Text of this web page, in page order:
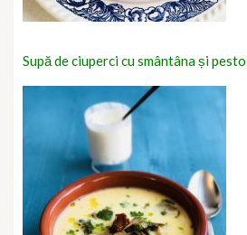
Supă de ciuperci cu smântâna și